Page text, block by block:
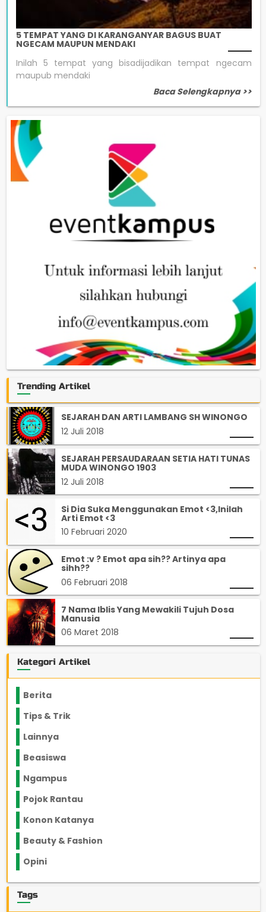
5 TEMPAT YANG DI KARANGANYAR BAGUS BUAT
NGECAM MAUPUN MENDAKI
Inilah 5 tempat yang bisadijadikan tempat ngecam
maupub mendaki
Baca Selengkapnya >>
Trending Artikel
SEJARAH DAN ARTI LAMBANG SH WINONGO
12 Juli 2018
SEJARAH PERSAUDARAAN SETIA HATI TUNAS
MUDA WINONGO 1903
12 Juli 2018
Si Dia Suka Menggunakan Emot <3,Inilah
Arti Emot <3
10 Februari 2020
Emot :v ? Emot apa sih?? Artinya apa
sihh??
06 Februari 2018
7 Nama Iblis Yang Mewakili Tujuh Dosa
Manusia
06 Maret 2018
Kategori Artikel
Berita
Tips & Trik
Lainnya
Beasiswa
Ngampus
Pojok Rantau
Konon Katanya
Beauty & Fashion
Opini
Tags